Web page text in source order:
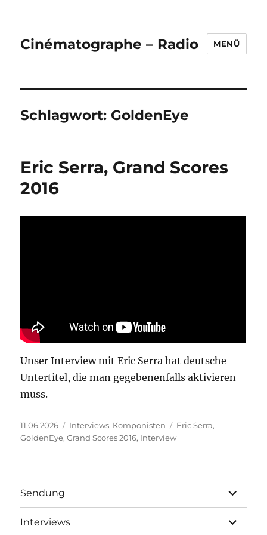
Cinématographe – Radio MENÜ
Schlagwort: GoldenEye
Eric Serra, Grand Scores
2016
Unser Interview mit Eric Serra hat deutsche
Untertitel, die man gegebenenfalls aktivieren
muss.
Veröffentlicht
am
11.06.2026 Kategorien
Interviews, Komponisten Schlagwörter
Eric Serra,
GoldenEye,Grand Scores 2016, Interview
Sendung
öffnen
Interviews
öffnen